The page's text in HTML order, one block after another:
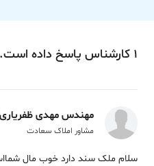
1 کارشناس پاسخ داده‌ است.
مهندس مهدی ظفریاری
مشاور املاک سعادت
سلام ملک سند دارد خوب مال